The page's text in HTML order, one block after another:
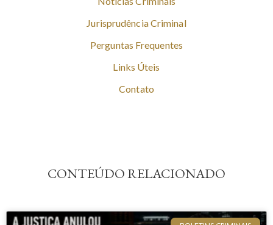
Jurisprudência Criminal
Perguntas Frequentes
Links Úteis
Contato
CONTEÚDO RELACIONADO